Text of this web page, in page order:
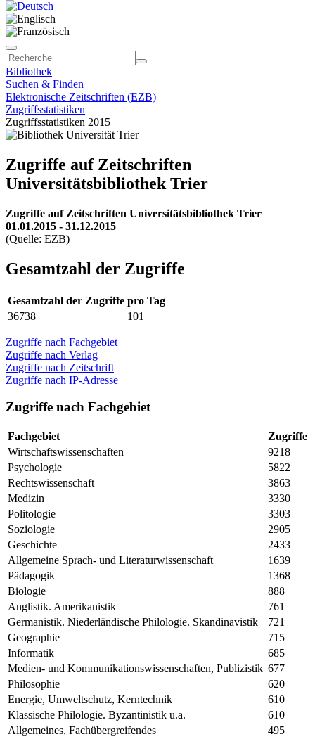
Bibliothek
Suchen & Finden
Elektronische Zeitschriften (EZB)
Zugriffsstatistiken
Zugriffsstatistiken 2015
Zugriffe auf Zeitschriften
Universitätsbibliothek Trier
Zugriffe auf Zeitschriften Universitätsbibliothek Trier
01.01.2015 - 31.12.2015
(Quelle: EZB)
Gesamtzahl der Zugriffe
Gesamtzahl der Zugriffe pro Tag
36738
101
Zugriffe nach Fachgebiet
Zugriffe nach Verlag
Zugriffe nach Zeitschrift
Zugriffe nach IP-Adresse
Zugriffe nach Fachgebiet
Fachgebiet
Zugriffe
Wirtschaftswissenschaften
9218
Psychologie
5822
Rechtswissenschaft
3863
Medizin
3330
Politologie
3303
Soziologie
2905
Geschichte
2433
Allgemeine Sprach- und Literaturwissenschaft
1639
Pädagogik
1368
Biologie
888
Anglistik. Amerikanistik
761
Germanistik. Niederländische Philologie. Skandinavistik
721
Geographie
715
Informatik
685
Medien- und Kommunikationswissenschaften, Publizistik 677
Philosophie
620
Energie, Umweltschutz, Kerntechnik
610
Klassische Philologie. Byzantinistik u.a.
610
Allgemeines, Fachübergreifendes
495